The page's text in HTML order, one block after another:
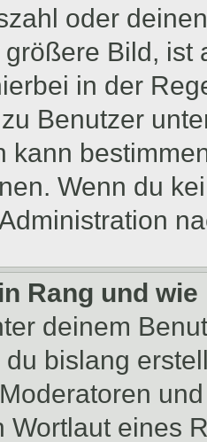
oder
Bild, ist
in der
Benutzer
kann
Wenn du
Rang und
deinem
bislang
Wortlaut eines